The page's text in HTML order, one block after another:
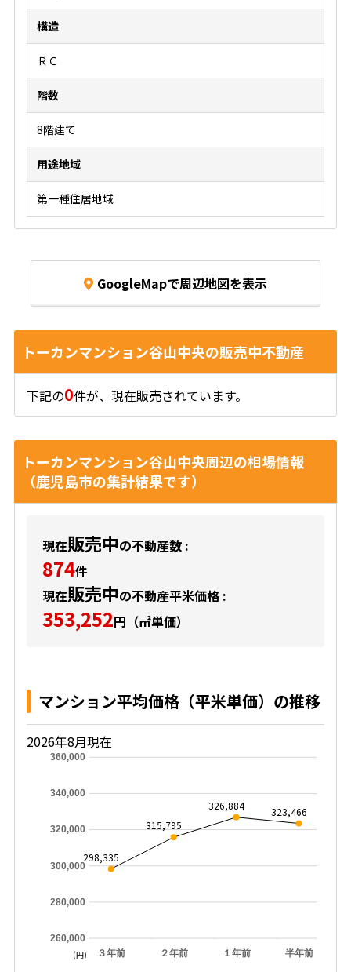
構造
ＲＣ
階数
8階建て
用途地域
第一種住居地域
GoogleMapで周辺地図を表示
トーカンマンション谷山中央の販売中不動産
下記の0件が、現在販売されています。
トーカンマンション谷山中央周辺の相場情報
（鹿児島市の集計結果です）
現在販売中の不動産数 :
874件
現在販売中の不動産平米価格 :
353,252円（㎡単価）
マンション平均価格（平米単価）の推移
2026年8月現在
３年前 ２年前 １年前 半年前
260,000
280,000
300,000
320,000
340,000
360,000
298,335
315,795
326,884 323,466
(円)